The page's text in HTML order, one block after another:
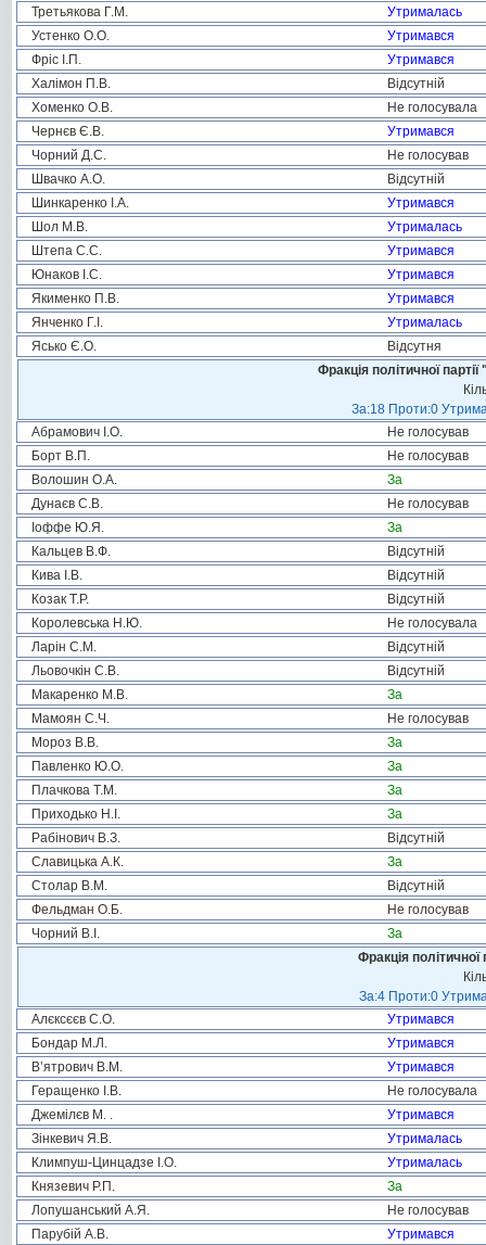
Третьякова Г.М.
Утрималась
Устенко О.О.
Утримався
Фріс І.П.
Утримався
Халімон П.В.
Відсутній
Хоменко О.В.
Не голосувала
Чернєв Є.В.
Утримався
Чорний Д.С.
Не голосував
Швачко А.О.
Відсутній
Шинкаренко І.А.
Утримався
Шол М.В.
Утрималась
Штепа С.С.
Утримався
Юнаков І.С.
Утримався
Якименко П.В.
Утримався
Янченко Г.І.
Утрималась
Ясько Є.О.
Відсутня
Фракція політичної
За:18 Проти:0
Абрамович І.О.
Не голосував
Борт В.П.
Не голосував
Волошин О.А.
За
Дунаєв С.В.
Не голосував
Іоффе Ю.Я.
За
Кальцев В.Ф.
Відсутній
Кива І.В.
Відсутній
Козак Т.Р.
Відсутній
Королевська Н.Ю.
Не голосувала
Ларін С.М.
Відсутній
Льовочкін С.В.
Відсутній
Макаренко М.В.
За
Мамоян С.Ч.
Не голосував
Мороз В.В.
За
Павленко Ю.О.
За
Плачкова Т.М.
За
Приходько Н.І.
За
Рабінович В.З.
Відсутній
Славицька А.К.
За
Столар В.М.
Відсутній
Фельдман О.Б.
Не голосував
Чорний В.І.
За
Фракція
За:4 Проти:0
Алєксєєв С.О.
Утримався
Бондар М.Л.
Утримався
В’ятрович В.М.
Утримався
Геращенко І.В.
Не голосувала
Джемілєв М. .
Утримався
Зінкевич Я.В.
Утрималась
Климпуш-Цинцадзе І.О.
Утрималась
Князевич Р.П.
За
Лопушанський А.Я.
Не голосував
Парубій А.В.
Утримався